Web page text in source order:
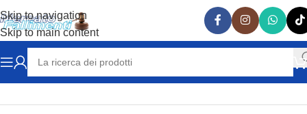
Skip to navigation
Skip to main content
Home ATTREZZATURE RISTORAZIONE